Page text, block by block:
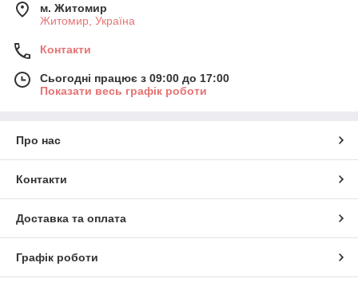
м. Житомир
Житомир, Україна
Контакти
Сьогодні працює з 09:00 до 17:00
Показати весь графік роботи
Про нас
Контакти
Доставка та оплата
Графік роботи